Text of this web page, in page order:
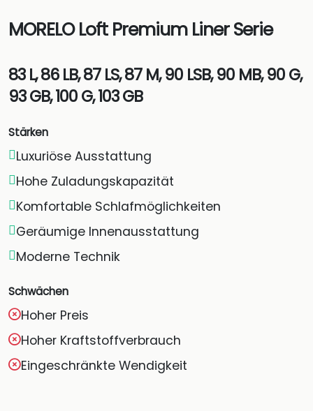
MORELO Loft Premium Liner Serie
83 L, 86 LB, 87 LS, 87 M, 90 LSB, 90 MB, 90 G,
93 GB, 100 G, 103 GB
Stärken
Luxuriöse Ausstattung
Hohe Zuladungskapazität
Komfortable Schlafmöglichkeiten
Geräumige Innenausstattung
Moderne Technik
Schwächen
Hoher Preis
Hoher Kraftstoffverbrauch
Eingeschränkte Wendigkeit